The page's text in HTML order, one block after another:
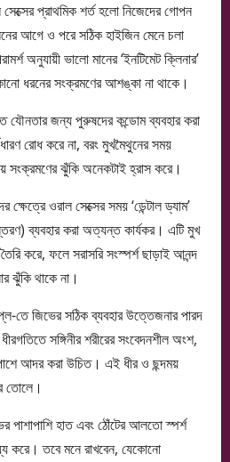
সেক্সের প্রাথমিক শর্ত হলো নিজেদের গোপন
আগে ও পরে সঠিক হাইজিন মেনে চলা
অনুযায়ী ভালো মানের ‘ইনটিমেট ক্লিনার’
ধরনের সংক্রমণের আশঙ্কা না থাকে।
যৌনতার জন্য পুরুষদের কন্ডোম ব্যবহার করা
রোধ করে না, বরং মুখমৈথুনের সময়
সংক্রমণের ঝুঁকি অনেকটাই হ্রাস করে।
ক্ষেত্রে ওরাল সেক্সের সময় ‘ডেন্টাল ড্যাম’
ব্যবহার করা অত্যন্ত কার্যকর। এটি মুখ
করে, ফলে সরাসরি সংস্পর্শ ছাড়াই আনন্দ
ঝুঁকি থাকে না।
তে জিভের সঠিক ব্যবহার উত্তেজনার পারদ
সঙ্গিনীর শরীরের সংবেদনশীল অংশ,
আদর করা উচিত। এই ধীর ও ছন্দময়
তোলে।
পাশাপাশি হাত এবং ঠোঁটের আলতো স্পর্শ
করে। তবে মনে রাখবেন, যেকোনো